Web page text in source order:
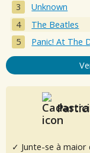
Unknown
The Beatles
Panic! At The
✓ Junte-se à maior